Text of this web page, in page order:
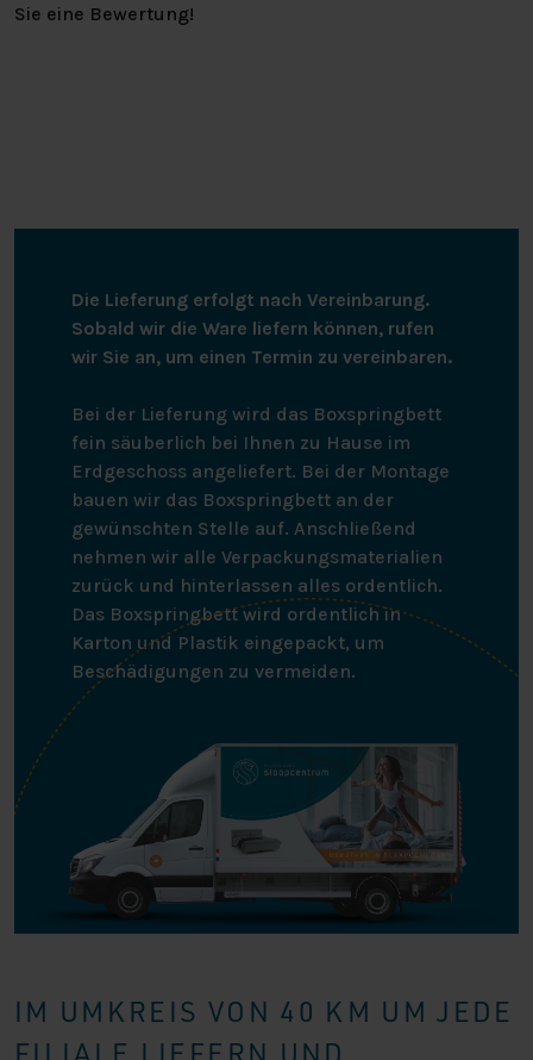
Sie eine Bewertung!
Die Lieferung erfolgt nach Vereinbarung.
Sobald wir die Ware liefern können, rufen
wir Sie an, um einen Termin zu vereinbaren.
Bei der Lieferung wird das Boxspringbett
fein säuberlich bei Ihnen zu Hause im
Erdgeschoss angeliefert. Bei der Montage
bauen wir das Boxspringbett an der
gewünschten Stelle auf. Anschließend
nehmen wir alle Verpackungsmaterialien
zurück und hinterlassen alles ordentlich.
Das Boxspringbett wird ordentlich in
Karton und Plastik eingepackt, um
Beschädigungen zu vermeiden.
IM UMKREIS VON 40 KM UM JEDE
FILIALE LIEFERN UND